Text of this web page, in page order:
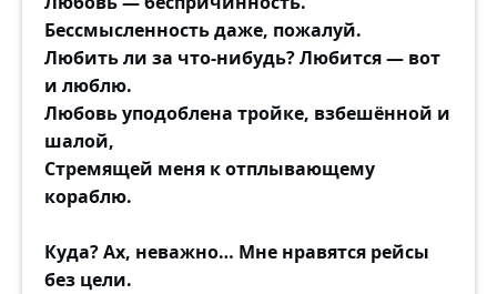
Бессмысленность даже, пожалуй.
Любить ли за что-нибудь? Любится — вот
и люблю.
Любовь уподоблена тройке, взбешённой и
шалой,
Стремящей меня к отплывающему
кораблю.
Куда? Ах, неважно… Мне нравятся рейсы
без цели.